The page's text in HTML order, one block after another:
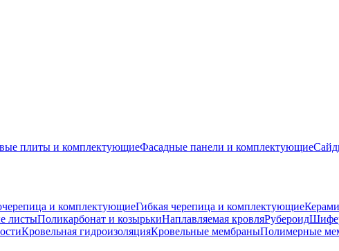
плиты и комплектующиеФасадные панели и комплектующие
и комплектующиеГибкая черепица и комплектующие
листыПоликарбонат и козырькиНаплавляемая кровляРубероид
Кровельная гидроизоляцияКровельные мембраныПолимерные